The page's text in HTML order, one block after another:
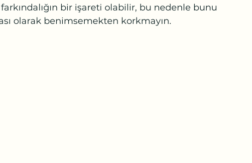
bir işareti olabilir, bu nedenle bunu
olarak benimsemekten korkmayın.